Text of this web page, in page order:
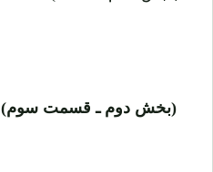
(بخش دوم ـ قسمت سوم)